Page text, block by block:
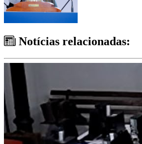
Notícias relacionadas: